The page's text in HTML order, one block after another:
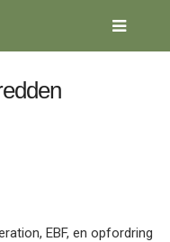
EBF, en opfordring